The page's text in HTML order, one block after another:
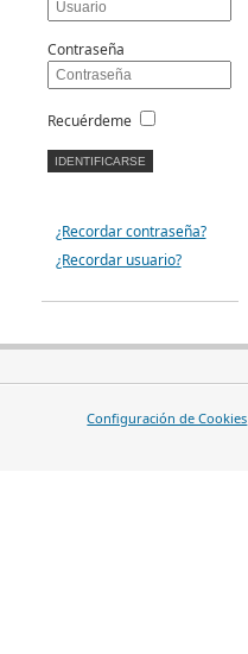
Contraseña
Recuérdeme
¿Recordar contraseña?
¿Recordar usuario?
Configuración de Cookies